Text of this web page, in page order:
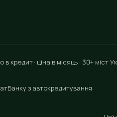
кредит · ціна в місяць · 30+ міст
з автокредитування